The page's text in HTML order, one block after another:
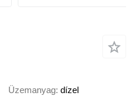
Üzemanyag dízel